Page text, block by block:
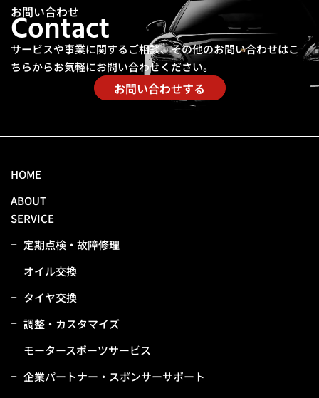
Contact
お問い合わせ
サービスや事業に関するご相談、その他のお問い合わせはこ
ちらからお気軽にお問い合わせください。
お問い合わせする
HOME
ABOUT
SERVICE
定期点検・故障修理
オイル交換
タイヤ交換
調整・カスタマイズ
モータースポーツサービス
企業パートナー・スポンサーサポート